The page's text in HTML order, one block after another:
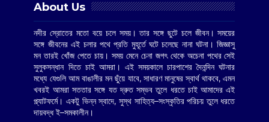
About Us
নদীর স্রোতের মতো বয়ে চলে সময়। তার সঙ্গে ছুটে চলে জীবন। সময়ের
সঙ্গে জীবনের এই চলার পথে প্রতি মুহূর্তে ঘটে চলেছে নানা ঘটনা। জিজ্ঞাসু
মন তারই খোঁজ পেতে চায়। সময় মেনে চেনা জগৎ থেকে অচেনা পথের সেই
সুলুকসন্ধান দিতে চাই আমরা। এই সময়কালে চারপাশের দৈনন্দিন ঘটনার
মধ্যে যেগুলি আম বাঙালীর মন ছুঁয়ে যাবে, সাধারণ মানুষের স্বার্থ থাকবে, এমন
খবরই আমরা সততার সঙ্গে যত দ্রুত সম্ভব তুলে ধরতে চাই আমাদের এই
প্ল্যাটফর্মে। একটু ভিন্ন স্বাদে, সুস্থ সাহিত্য–সংস্কৃতির পরিচয় তুলে ধরতে
দায়বদ্ধ ই–সমকালীন।